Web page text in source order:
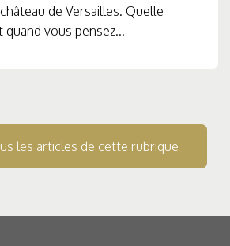
de Versailles. Quelle
quand vous pensez...
les articles de cette rubrique